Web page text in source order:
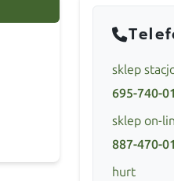
sklep
695-740-
sklep on-
887-470-
hurt